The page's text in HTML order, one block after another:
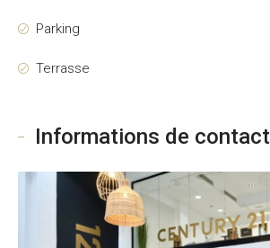
Parking
Terrasse
Informations de contact